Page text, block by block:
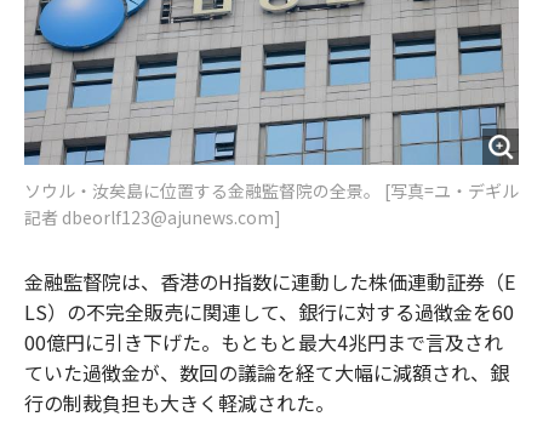
ソウル・汝矣島に位置する金融監督院の全景。 [写真=ユ・デギル
記者 dbeorlf123@ajunews.com]
金融監督院は、香港のH指数に連動した株価連動証券（E
LS）の不完全販売に関連して、銀行に対する過徴金を60
00億円に引き下げた。もともと最大4兆円まで言及され
ていた過徴金が、数回の議論を経て大幅に減額され、銀
行の制裁負担も大きく軽減された。